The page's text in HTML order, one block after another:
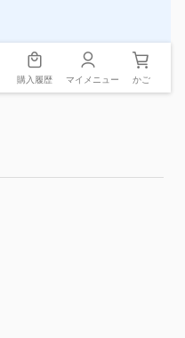
購入履歴 マイメニュー かご